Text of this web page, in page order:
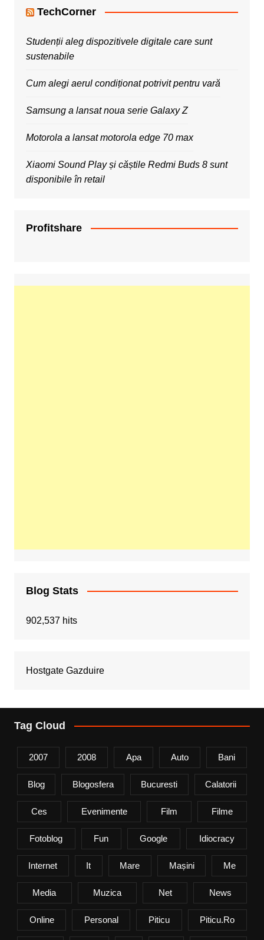
TechCorner
Studenții aleg dispozitivele digitale care sunt
sustenabile
Cum alegi aerul condiționat potrivit pentru vară
Samsung a lansat noua serie Galaxy Z
Motorola a lansat motorola edge 70 max
Xiaomi Sound Play și căștile Redmi Buds 8 sunt
disponibile în retail
Profitshare
Blog Stats
902,537 hits
Hostgate Gazduire
Tag Cloud
2007 2008 Apa Auto Bani
Blog Blogosfera Bucuresti Calatorii
Ces Evenimente Film Filme
Fotoblog Fun Google Idiocracy
Internet It Mare Mașini Me
Media Muzica Net News
Online Personal Piticu Piticu.ro